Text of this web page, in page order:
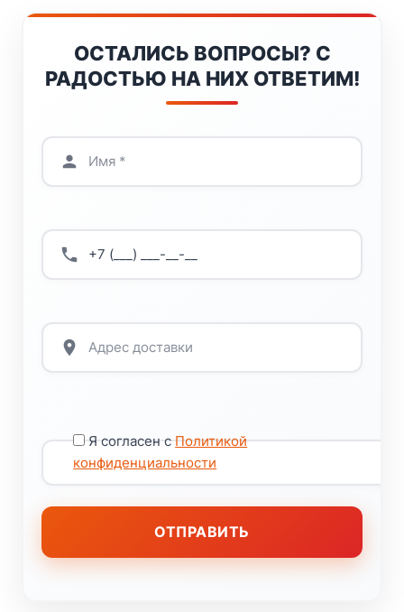
ОСТАЛИСЬ ВОПРОСЫ? С
РАДОСТЬЮ НА НИХ ОТВЕТИМ!
Я согласен сПолитикой
конфиденциальности